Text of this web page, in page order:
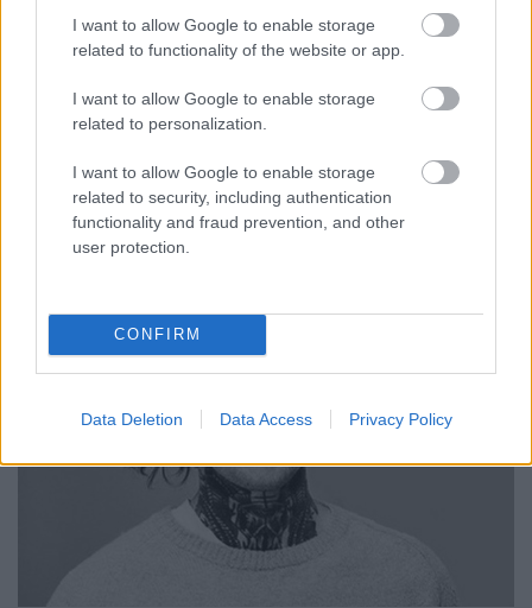
I want to allow Google to enable storage
related to functionality of the website or app.
I want to allow Google to enable storage
related to personalization.
I want to allow Google to enable storage
related to security, including authentication
functionality and fraud prevention, and other
user protection.
CONFIRM
Data Deletion Data Access Privacy Policy
Február 10-remegtaláltuk a programodat - már ha
bírod az újvonalas hardcore-t persze. Ezen a napon
ugyanis kéz a kézben látogat el kicsiny ...